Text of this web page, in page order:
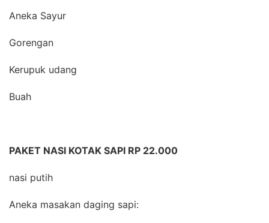
Aneka Sayur
Gorengan
Kerupuk udang
Buah
PAKET NASI KOTAK SAPI RP 22.000
nasi putih
Aneka masakan daging sapi: